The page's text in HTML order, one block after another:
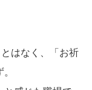
はなく、「お祈